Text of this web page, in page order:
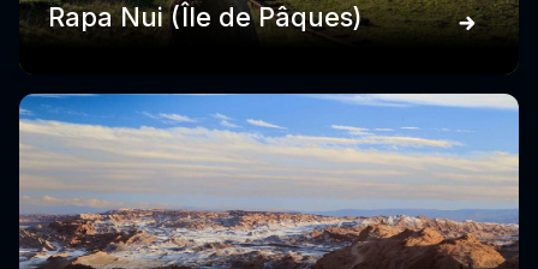
Rapa Nui (Île de Pâques)